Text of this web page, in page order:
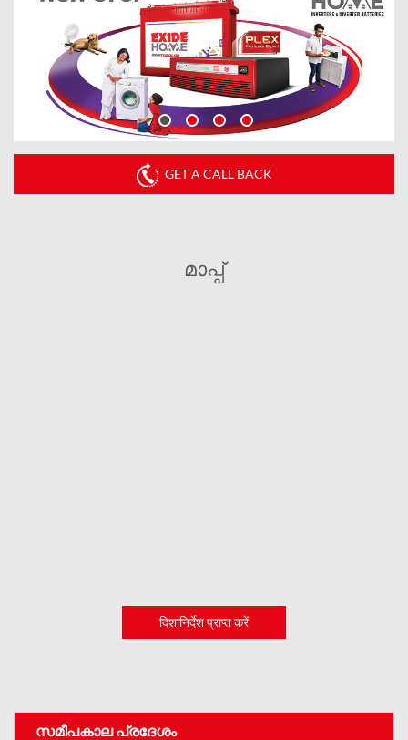
GET A CALL BACK
മാപ്പ്
दिशानिर्देश प्राप्त करें
സമീപകാല പ്രദേശം